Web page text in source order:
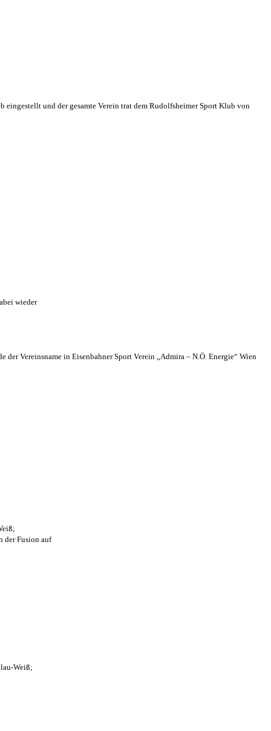
eingestellt und der gesamte Verein trat dem Rudolfsheimer Sport Klub von
wieder
der Vereinsname in Eisenbahner Sport Verein „Admira – N.Ö. Energie“ Wien
der Fusion auf
Weiß;